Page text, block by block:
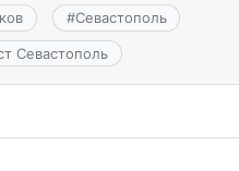
#Севастополь
Севастополь